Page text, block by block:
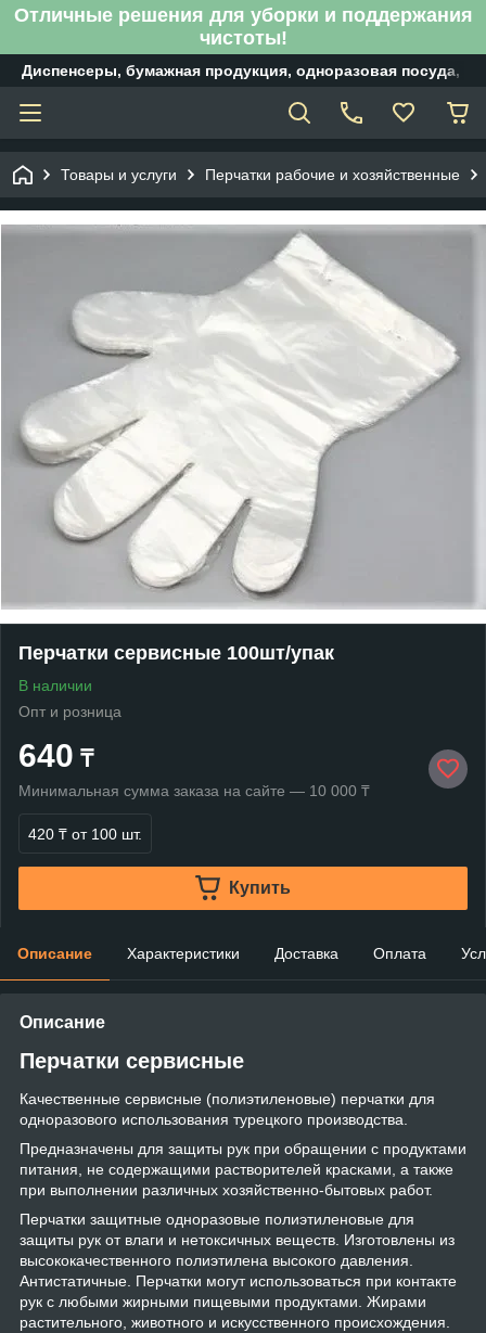
Отличные решения для уборки и поддержания
чистоты!
Диспенсеры, бумажная продукция, одноразовая посуда,
Товары и услуги Перчатки рабочие и хозяйственные
Перчатки сервисные 100шт/упак
В наличии
Опт и розница
640 ₸
Минимальная сумма заказа на сайте — 10 000 ₸
420 ₸ от 100 шт.
Купить
Описание Характеристики Доставка Оплата
Описание
Перчатки сервисные
Качественные сервисные (полиэтиленовые) перчатки для
одноразового использования турецкого производства.
Предназначены для защиты рук при обращении с продуктами
питания, не содержащими растворителей красками, а также
при выполнении различных хозяйственно-бытовых работ.
Перчатки защитные одноразовые полиэтиленовые для
защиты рук от влаги и нетоксичных веществ. Изготовлены из
высококачественного полиэтилена высокого давления.
Антистатичные. Перчатки могут использоваться при контакте
рук с любыми жирными пищевыми продуктами. Жирами
растительного, животного и искусственного происхождения.